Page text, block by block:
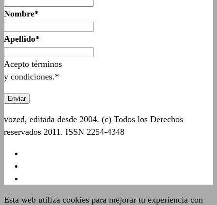
Nombre*
Apellido*
Acepto términos
y condiciones.*
vozed, editada desde 2004. (c) Todos los Derechos
reservados 2011. ISSN 2254-4348
Esta web utiliza cookies para mejorar tu experiencia con